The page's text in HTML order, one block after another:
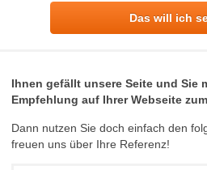
Das will ich
Ihnen gefällt unsere Seite und Sie
Empfehlung auf Ihrer Webseite
Dann nutzen Sie doch einfach den
freuen uns über Ihre Referenz!